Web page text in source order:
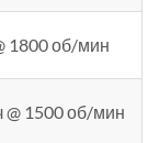
1800 об/мин
@ 1500 об/мин